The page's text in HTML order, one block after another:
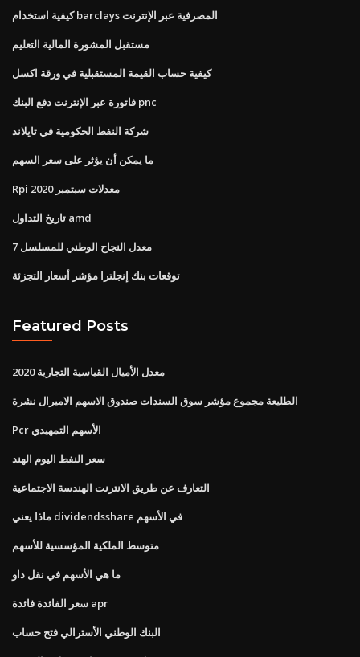
كيفية استخدام barclays المصرفية عبر الإنترنت
مستقبل المشورة المالية التعليم
كيفية حساب القيمة المستقبلية في ورقة اكسل
فاتورة عبر الإنترنت دفع البنك pnc
شركة النفط الحكومية في تايلاند
ما يمكن أن يؤثر على سعر السهم
Rpi معدلات سبتمبر 2020
تاريخ التداول amd
معدل النجاح الوطني للمسلسل 7
توقعات بنك إنجلترا مؤشر أسعار التجزئة
Featured Posts
معدل الأميال القياسية التجارية 2020
الطليعة مجموع مؤشر سوق السندات صندوق الاسهم الاميرال نشرة
Pcr الأسهم التمهيدي
سعر النفط اليوم الهند
التعارف عن طريق الانترنت الهندسة الاجتماعية
ماذا يعني dividendsshare في الأسهم
متوسط ​​الملكية المؤسسية للأسهم
ما هي الأسهم في نقل داو
سعر الفائدة فائدة apr
البنك الوطني الأسترالي فتح حساب